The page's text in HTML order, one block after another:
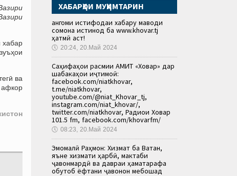
хабар
ва
афкор
ХАБАРҲОИ МУҲИМТАРИН
Ҳангоми истифодаи хабару маводи
сомона истинод ба www.khovar.tj
ҳатмӣ аст!
🕔 20:24, 20.Май 2024
Саҳифаҳои расмии АМИТ «Ховар» дар
шабакаҳои иҷтимоӣ:
facebook.com/niatkhovar,
t.me/niatkhovar,
youtube.com/@niat_Khovar_tj,
instagram.com/niat_khovar/,
twitter.com/niatkhovar, Радиои Ховар
101.5 fm, facebook.com/khovarfm/
🕔 08:23, 20.Май 2024
Эмомалӣ Раҳмон: Хизмат ба Ватан,
яъне хизмати ҳарбӣ, мактаби
ҷавонмардӣ ва давраи ҳаматарафа
обутоб ёфтани ҷавонон мебошад